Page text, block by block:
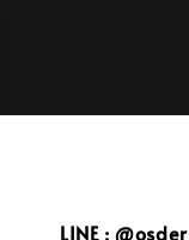
LINE : @osder